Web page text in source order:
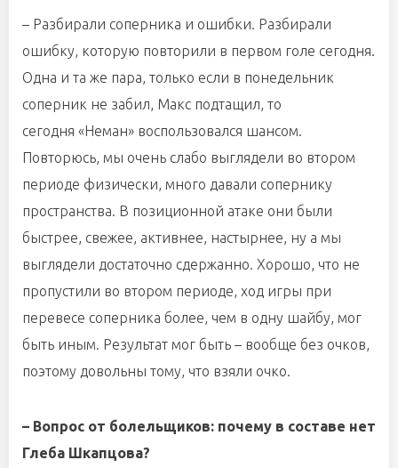
– Разбирали соперника и ошибки. Разбирали
ошибку, которую повторили в первом голе сегодня.
Одна и та же пара, только если в понедельник
соперник не забил, Макс подтащил, то
сегодня «Неман» воспользовался шансом.
Повторюсь, мы очень слабо выглядели во втором
периоде физически, много давали сопернику
пространства. В позиционной атаке они были
быстрее, свежее, активнее, настырнее, ну а мы
выглядели достаточно сдержанно. Хорошо, что не
пропустили во втором периоде, ход игры при
перевесе соперника более, чем в одну шайбу, мог
быть иным. Результат мог быть – вообще без очков,
поэтому довольны тому, что взяли очко.
– Вопрос от болельщиков: почему в составе нет
Глеба Шкапцова?